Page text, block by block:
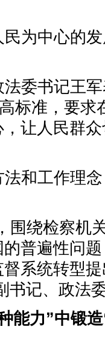
为中心的
委书记王
标准，要
让人民群
和工作理
围绕检察机
普遍性问
系统转型
书记、政法
能力”中锻